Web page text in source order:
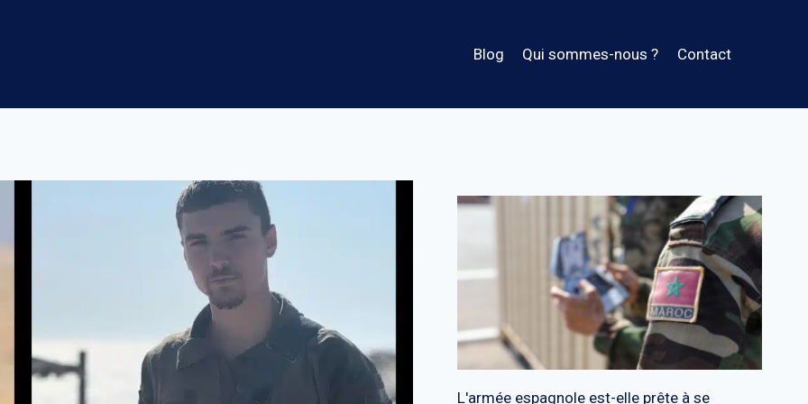
Blog Qui sommes-nous ? Contact
L'armée espagnole est-elle prête à se